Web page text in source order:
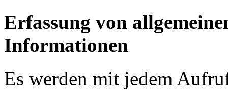
Erfassung von
Informationen
Es werden mit jedem